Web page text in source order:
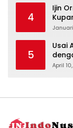
4
Ijin
5
Usai
April